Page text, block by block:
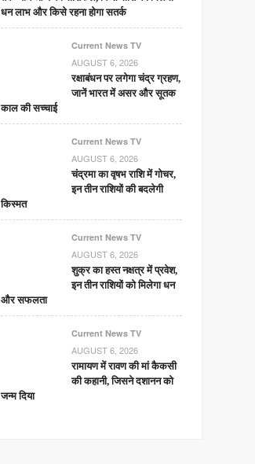
धन लाभ और किसे रहना होगा सतर्क
Current News TV
AUGUST 6, 2026
रक्षाबंधन पर लगेगा चंद्र ग्रहण,
जानें भारत में असर और सूतक
काल की सच्चाई
Current News TV
AUGUST 6, 2026
चंद्रमा का वृषभ राशि में गोचर,
इन तीन राशियों की बदलेगी
किस्मत
Current News TV
AUGUST 6, 2026
शुक्र का हस्त नक्षत्र में प्रवेश,
इन तीन राशियों को मिलेगा धन
और सफलता
Current News TV
AUGUST 6, 2026
रामायण में रावण की मां कैकसी
की कहानी, जिसने दशानन को
जन्म दिया